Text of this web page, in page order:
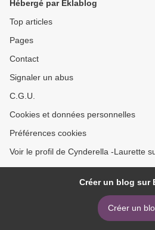
Hébergé par Eklablog
Top articles
Pages
Contact
Signaler un abus
C.G.U.
Cookies et données personnelles
Préférences cookies
Voir le profil de Cynderella -Laurette
Créer un blog sur
Créer un